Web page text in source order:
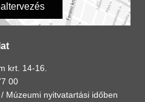
krt. 14-16.
00
Múzeumi nyitvatartási időben